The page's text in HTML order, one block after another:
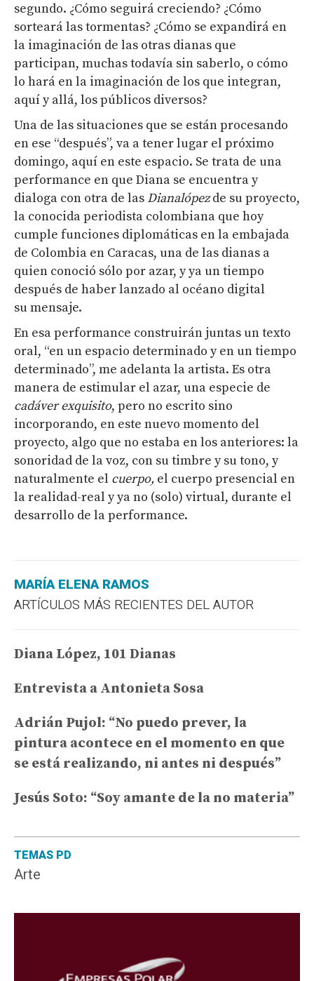
TEMAS PD
Arte
segundo. ¿Cómo seguirá creciendo? ¿Cómo
sorteará las tormentas? ¿Cómo se expandirá en
la imaginación de las otras dianas que
participan, muchas todavía sin saberlo, o cómo
lo hará en la imaginación de los que integran,
aquí y allá, los públicos diversos?
Una de las situaciones que se están procesando
en ese “después”, va a tener lugar el próximo
domingo, aquí en este espacio. Se trata de una
performance en que Diana se encuentra y
dialoga con otra de las Dianalópezde su proyecto,
la conocida periodista colombiana que hoy
cumple funciones diplomáticas en la embajada
de Colombia en Caracas, una de las dianas a
quien conoció sólo por azar, y ya un tiempo
después de haber lanzado al océano digital
su mensaje.
En esa performance construirán juntas un texto
oral, “en un espacio determinado y en un tiempo
determinado”, me adelanta la artista. Es otra
manera de estimular el azar, una especie de
cadáver exquisito, pero no escrito sino
incorporando, en este nuevo momento del
proyecto, algo que no estaba en los anteriores: la
sonoridad de la voz, con su timbre y su tono, y
naturalmente el cuerpo, el cuerpo presencial en
la realidad-real y ya no (solo) virtual, durante el
desarrollo de la performance.
MARÍA ELENA RAMOS
ARTÍCULOS MÁS RECIENTES DEL AUTOR
Diana López, 101 Dianas
Entrevista a Antonieta Sosa
Adrián Pujol: “No puedo prever, la
pintura acontece en el momento en que
se está realizando, ni antes ni después”
Jesús Soto: “Soy amante de la no materia”